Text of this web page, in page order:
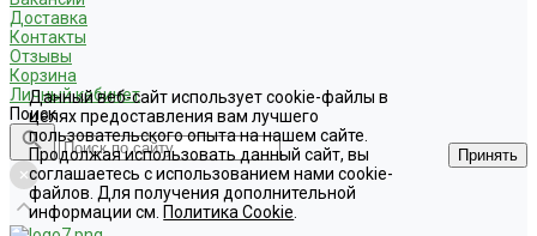
Доставка
Контакты
Отзывы
Корзина
Личный кабинет
Поиск
Данный веб-сайт использует cookie-файлы в
целях предоставления вам лучшего
пользовательского опыта на нашем сайте.
Продолжая использовать данный сайт, вы
соглашаетесь с использованием нами cookie-
файлов. Для получения дополнительной
информации см. Политика Cookie
Принять